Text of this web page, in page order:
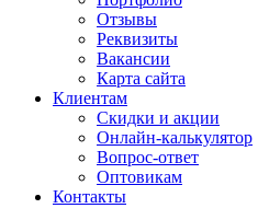
Отзывы
Реквизиты
Вакансии
Карта сайта
Клиентам
Скидки и акции
Онлайн-калькулятор
Вопрос-ответ
Оптовикам
Контакты